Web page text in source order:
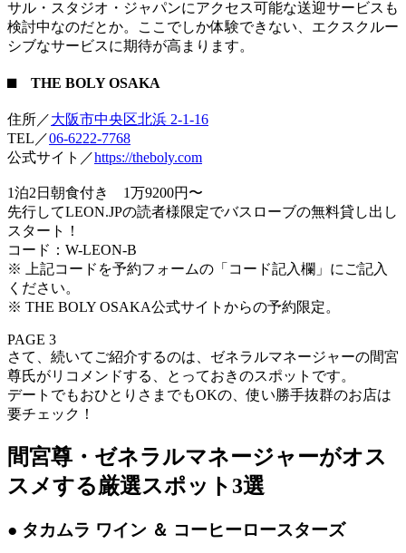
サル・スタジオ・ジャパンにアクセス可能な送迎サービスも
検討中なのだとか。ここでしか体験できない、エクスクルー
シブなサービスに期待が高まります。
⬛︎ THE BOLY OSAKA
住所／大阪市中央区北浜 2-1-16
TEL／︎06-6222-7768
公式サイト／https://theboly.com
1泊2日朝食付き 1万9200円〜
先行してLEON.JPの読者様限定でバスローブの無料貸し出し
スタート！
コード：W-LEON-B
※ 上記コードを予約フォームの「コード記入欄」にご記入
ください。
※ THE BOLY OSAKA公式サイトからの予約限定。
PAGE 3
さて、続いてご紹介するのは、ゼネラルマネージャーの間宮
尊氏がリコメンドする、とっておきのスポットです。
デートでもおひとりさまでもOKの、使い勝手抜群のお店は
要チェック！
間宮尊・ゼネラルマネージャーがオス
スメする厳選スポット3選
● タカムラ ワイン ＆ コーヒーロースターズ